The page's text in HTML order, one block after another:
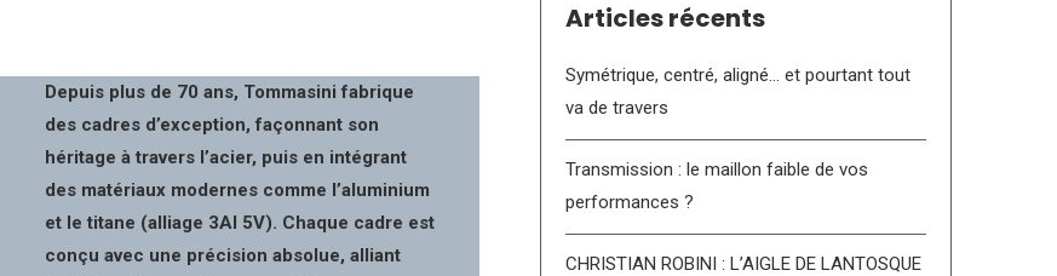
Depuis plus de 70 ans, Tommasini fabrique
des cadres d’exception, façonnant son
héritage à travers l’acier, puis en intégrant
des matériaux modernes comme l’aluminium
et le titane (alliage 3Al 5V). Chaque cadre est
conçu avec une précision absolue, alliant
Articles récents
Symétrique, centré, aligné… et pourtant tout
va de travers
Transmission : le maillon faible de vos
performances ?
CHRISTIAN ROBINI : L’AIGLE DE LANTOSQUE